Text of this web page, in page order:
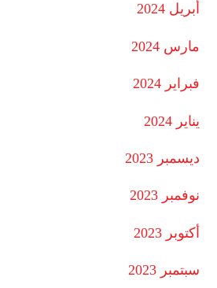
أبريل 2024
مارس 2024
فبراير 2024
يناير 2024
ديسمبر 2023
نوفمبر 2023
أكتوبر 2023
سبتمبر 2023